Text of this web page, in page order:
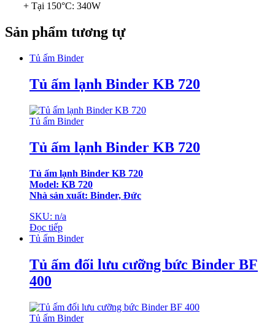
+ Tại 150°C: 340W
Sản phẩm tương tự
Tủ ấm Binder
Tủ ấm lạnh Binder KB 720
Tủ ấm Binder
Tủ ấm lạnh Binder KB 720
Tủ ấm lạnh Binder KB 720
Model: KB 720
Nhà sản xuất: Binder, Đức
SKU: n/a
Đọc tiếp
Tủ ấm Binder
Tủ ấm đối lưu cưỡng bức Binder BF
400
Tủ ấm Binder